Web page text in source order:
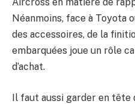
Néanmoins, face à Toyota
des accessoires, de la
embarquées joue un rôle
d’achat.
Il faut aussi garder en tête